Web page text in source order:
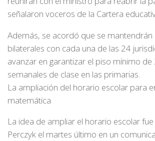
señalaron voceros de la Cartera
Además, se acordó que se mantendrán
bilaterales con cada una de las 24
avanzar en garantizar el piso mínimo
semanales de clase en las primarias.
La ampliación del horario escolar para
matemática
La idea de ampliar el horario escolar
Perczyk el martes último en un